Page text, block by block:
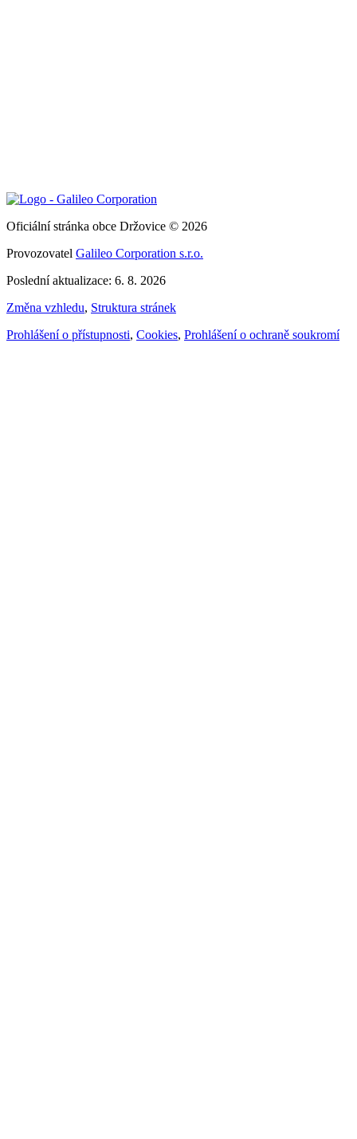
Oficiální stránka obce Držovice © 2026
Provozovatel Galileo Corporation s.r.o.
Poslední aktualizace: 6. 8. 2026
Změna vzhledu, Struktura stránek
Prohlášení o přístupnosti, Cookies, Prohlášení o ochraně soukromí